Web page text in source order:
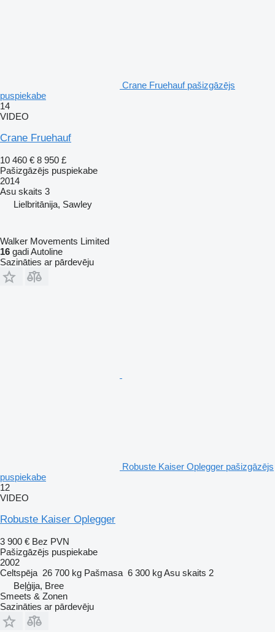
Crane Fruehauf pašizgāzējs
puspiekabe
14
VIDEO
Crane Fruehauf
10 460 € 8 950 £
Pašizgāzējs puspiekabe
2014
Asu skaits 3
Lielbritānija, Sawley
Walker Movements Limited
16 gadi Autoline
Sazināties ar pārdevēju
Robuste Kaiser Oplegger pašizgāzējs
puspiekabe
12
VIDEO
Robuste Kaiser Oplegger
3 900 € Bez PVN
Pašizgāzējs puspiekabe
2002
Celtspēja 26 700 kg Pašmasa 6 300 kgAsu skaits 2
Beļģija, Bree
Smeets & Zonen
Sazināties ar pārdevēju